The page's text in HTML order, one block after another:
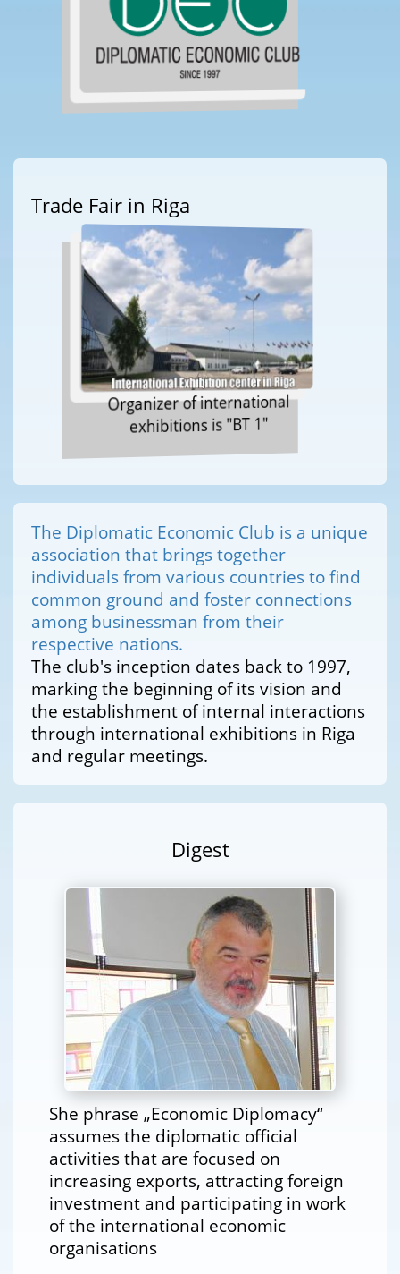
Trade Fair in Riga
Organizer of international
exhibitions is "BT 1"
The Diplomatic Economic Club is a unique
association that brings together
individuals from various countries to find
common ground and foster connections
among businessman from their
respective nations.
The club's inception dates back to 1997,
marking the beginning of its vision and
the establishment of internal interactions
through international exhibitions in Riga
and regular meetings.
Digest
She phrase „Economic Diplomacy“
assumes the diplomatic official
activities that are focused on
increasing exports, attracting foreign
investment and participating in work
of the international economic
organisations